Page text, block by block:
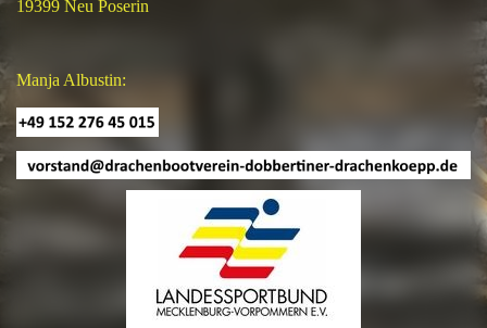
19399 Neu Poserin
Manja Albustin: